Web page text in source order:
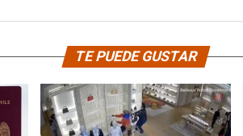
TE PUEDE GUSTAR